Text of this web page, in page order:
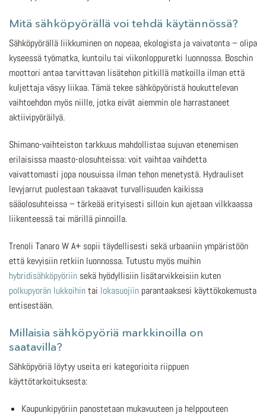
Mitä sähköpyörällä voi tehdä käytännössä?
Sähköpyörällä liikkuminen on nopeaa, ekologista ja vaivatonta – olipa
kyseessä työmatka, kuntoilu tai viikonloppuretki luonnossa. Boschin
moottori antaa tarvittavan lisätehon pitkillä matkoilla ilman että
kuljettaja väsyy liikaa. Tämä tekee sähköpyöristä houkuttelevan
vaihtoehdon myös niille, jotka eivät aiemmin ole harrastaneet
aktiivipyöräilyä.
Shimano-vaihteiston tarkkuus mahdollistaa sujuvan etenemisen
erilaisissa maasto-olosuhteissa: voit vaihtaa vaihdetta
vaivattomasti jopa nousuissa ilman tehon menetystä. Hydrauliset
levyjarrut puolestaan takaavat turvallisuuden kaikissa
sääolosuhteissa – tärkeää erityisesti silloin kun ajetaan vilkkaassa
liikenteessä tai märillä pinnoilla.
Trenoli Tanaro W A+ sopii täydellisesti sekä urbaaniin ympäristöön
että kevyisiin retkiin luonnossa. Tutustu myös muihin
hybridisähköpyöriin sekä hyödyllisiin lisätarvikkeisiin kuten
polkupyorän lukkoihintai lokasuojiin parantaaksesi käyttökokemusta
entisestään.
Millaisia sähköpyöriä markkinoilla on
saatavilla?
Sähköpyöriä löytyy useita eri kategorioita riippuen
käyttötarkoituksesta:
Kaupunkipyöriin panostetaan mukavuuteen ja helppouteen